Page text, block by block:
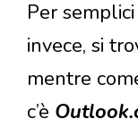
Per
invece, si
mentre
c’è